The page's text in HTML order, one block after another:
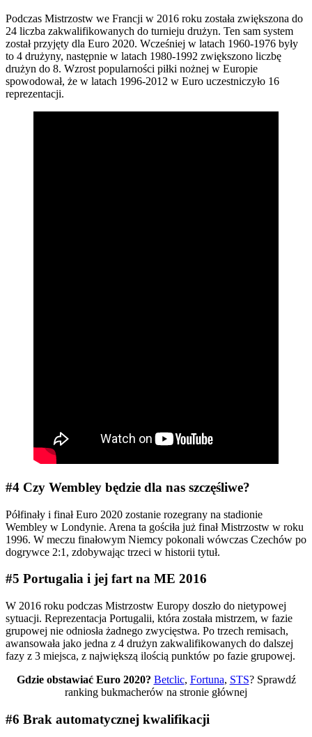
Podczas Mistrzostw we Francji w 2016 roku została zwiększona do
24 liczba zakwalifikowanych do turnieju drużyn. Ten sam system
został przyjęty dla Euro 2020. Wcześniej w latach 1960-1976 były
to 4 drużyny, następnie w latach 1980-1992 zwiększono liczbę
drużyn do 8. Wzrost popularności piłki nożnej w Europie
spowodował, że w latach 1996-2012 w Euro uczestniczyło 16
reprezentacji.
#4 Czy Wembley będzie dla nas szczęśliwe?
Półfinały i finał Euro 2020 zostanie rozegrany na stadionie
Wembley w Londynie. Arena ta gościła już finał Mistrzostw w roku
1996. W meczu finałowym Niemcy pokonali wówczas Czechów po
dogrywce 2:1, zdobywając trzeci w historii tytuł.
#5 Portugalia i jej fart na ME 2016
W 2016 roku podczas Mistrzostw Europy doszło do nietypowej
sytuacji. Reprezentacja Portugalii, która została mistrzem, w fazie
grupowej nie odniosła żadnego zwycięstwa. Po trzech remisach,
awansowała jako jedna z 4 drużyn zakwalifikowanych do dalszej
fazy z 3 miejsca, z największą ilością punktów po fazie grupowej.
Gdzie obstawiać Euro 2020? Betclic, Fortuna, STS? Sprawdź
ranking bukmacherów na stronie głównej
#6 Brak automatycznej kwalifikacji